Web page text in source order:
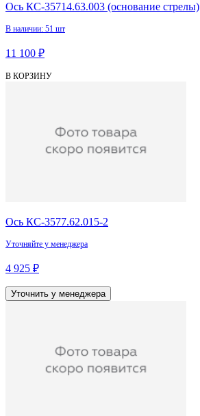
Ось КС-35714.63.003 (основание стрелы)
В наличии: 51 шт
11 100 ₽
В КОРЗИНУ
Ось КС-3577.62.015-2
Уточняйте у менеджера
4 925 ₽
Уточнить у менеджера